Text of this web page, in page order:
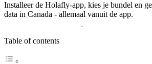
Installeer de Holafly-app, kies je bundel en
data in Canada - allemaal vanuit de app.
Table of contents